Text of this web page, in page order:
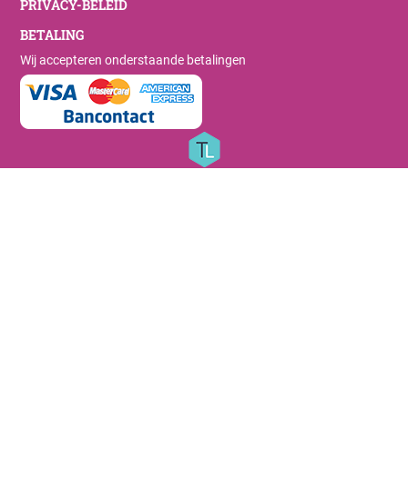
PRIVACY-BELEID
BETALING
Wij accepteren onderstaande betalingen